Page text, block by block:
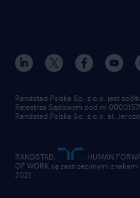
Randstad Polska Sp. z o.o. jest
Rejestrze Sądowym pod nr
Randstad Polska Sp. z o.o. al.
RANDSTAD,
, HUMAN
OF WORK są zastrzeżonymi
2021